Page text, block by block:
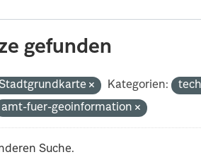
gefunden
Kategorien:
amt-fuer-geoinformation
Suche.